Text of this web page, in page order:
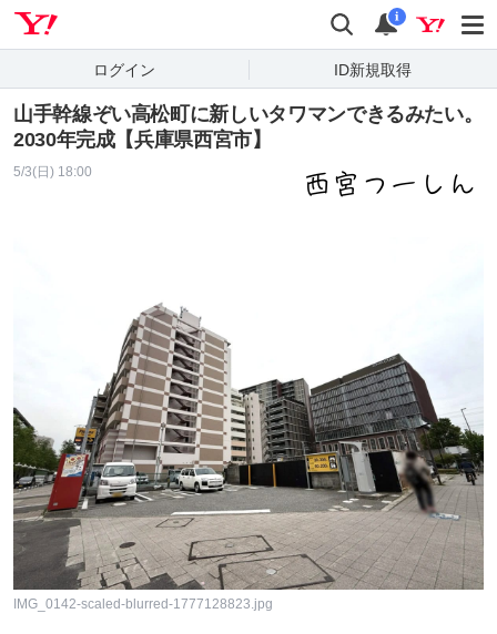
検索 通知
i
ログイン ID新規取得
山手幹線ぞい高松町に新しいタワマンできるみたい。
2030年完成【兵庫県西宮市】
5/3(日) 18:00
IMG_0142-scaled-blurred-1777128823.jpg